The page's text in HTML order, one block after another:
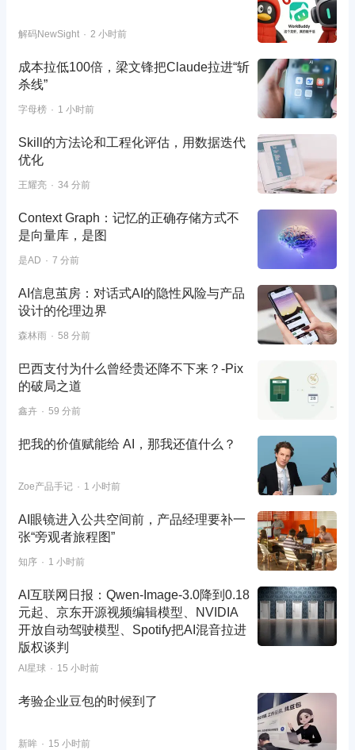
解码NewSight 2 小时前
成本拉低100倍，梁文锋把Claude拉进“斩
杀线”
字母榜 1 小时前
Skill的方法论和工程化评估，用数据迭代
优化
王耀亮 34 分前
Context Graph：记忆的正确存储方式不
是向量库，是图
是AD 7 分前
AI信息茧房：对话式AI的隐性风险与产品
设计的伦理边界
森林雨 58 分前
巴西支付为什么曾经贵还降不下来？-Pix
的破局之道
鑫卉 59 分前
把我的价值赋能给 AI，那我还值什么？
Zoe产品手记 1 小时前
AI眼镜进入公共空间前，产品经理要补一
张“旁观者旅程图”
知序 1 小时前
AI互联网日报：Qwen-Image-3.0降到0.18
元起、京东开源视频编辑模型、NVIDIA
开放自动驾驶模型、Spotify把AI混音拉进
版权谈判
AI星球 15 小时前
考验企业豆包的时候到了
新眸 15 小时前